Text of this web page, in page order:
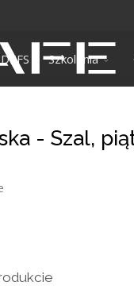
DEFS Szkolenia
- Szal,